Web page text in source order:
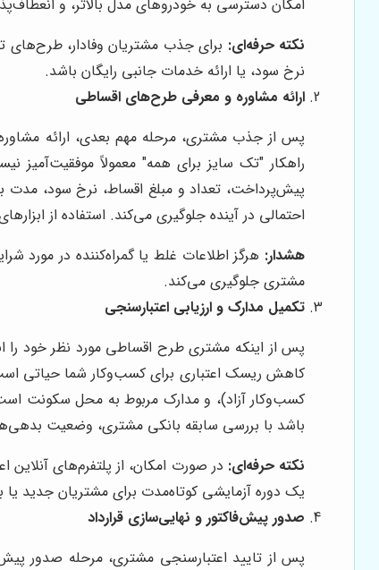
امکان دسترسی به خودروهای مدل بالاتر، و
نکته حرفه‌ای: برای جذب مشتریان وفادار،
نرخ سود، یا ارائه خدمات جانبی رایگان باشد.
ارائه مشاوره و معرفی طرح‌های اقساطی
پس از جذب مشتری، مرحله مهم بعدی، ارائه
راهکار "تک سایز برای همه" معمولاً موفقیت‌آمیز
پیش‌پرداخت، تعداد و مبلغ اقساط، نرخ سود، مدت
احتمالی در آینده جلوگیری می‌کند. استفاده از
هشدار: هرگز اطلاعات غلط یا گمراه‌کننده در مورد
مشتری جلوگیری می‌کند.
تکمیل مدارک و ارزیابی اعتبارسنجی
پس از اینکه مشتری طرح اقساطی مورد نظر خود را
کاهش ریسک اعتباری برای کسب‌وکار شما حیاتی
کسب‌وکار آزاد)، و مدارک مربوط به محل سکونت
باشد با بررسی سابقه بانکی مشتری، وضعیت
نکته حرفه‌ای: در صورت امکان، از پلتفرم‌های
یک دوره آزمایشی کوتاه‌مدت برای مشتریان جدید یا
صدور پیش‌فاکتور و نهایی‌سازی قرارداد
پس از تایید اعتبارسنجی مشتری، مرحله صدور